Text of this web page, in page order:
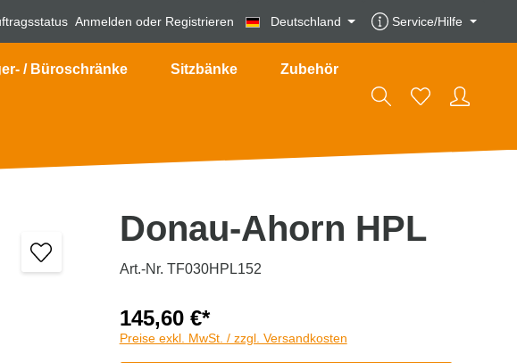
Anmelden oder Registrieren Deutschland Service/Hilfe
/ Büroschränke Sitzbänke Zubehör
Donau-Ahorn HPL
Art.-Nr. TF030HPL152
145,60 €*
Preise exkl. MwSt. / zzgl. Versandkosten